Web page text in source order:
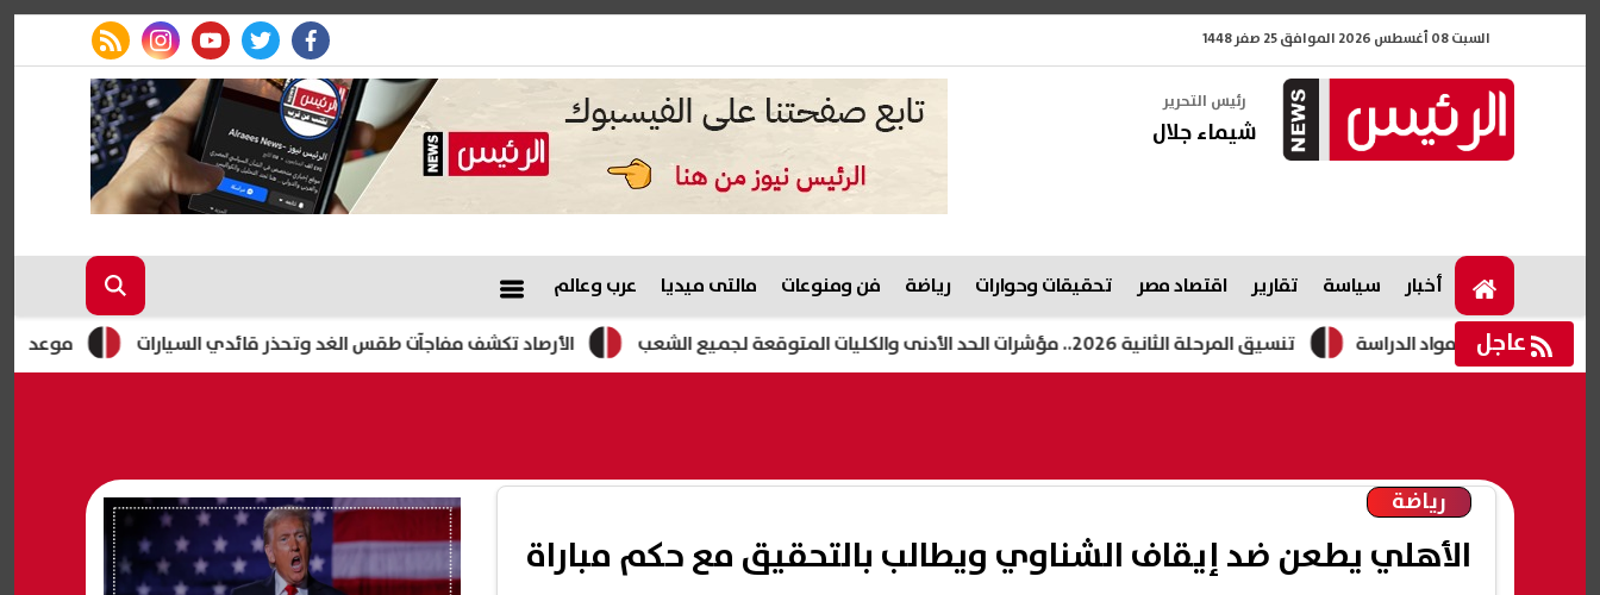
السبت 08 أغسطس 2026 الموافق 25 صفر 1448
facebook
twitter
youtube
instagram
rss feed
رئيس التحرير
شيماء جلال
أخبار سياسة تقارير اقتصاد مصر تحقيقات وحوارات رياضة فن ومنوعات مالتى ميديا عرب وعالم
عاجل موعد بدء الدراسة 2027.. الخريطة الزمنية للعام الدراسي الجديد الأرصاد تكشف مفاجآت طقس الغد وتحذر قائدي السيارات تنسيق المرحلة الثانية 2026.. مؤشرات الحد الأدنى والكليات المتوقعة لجميع الشعب
رياضة
الأهلي يطعن ضد إيقاف الشناوي ويطالب بالتحقيق مع حكم مباراة